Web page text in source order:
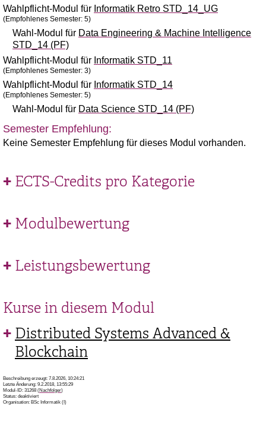
Wahlpflicht-Modul für Informatik Retro STD_14_UG
(Empfohlenes Semester: 5)
Wahl-Modul für Data Engineering & Machine Intelligence
STD_14 (PF)
Wahlpflicht-Modul für Informatik STD_11
(Empfohlenes Semester: 3)
Wahlpflicht-Modul für Informatik STD_14
(Empfohlenes Semester: 5)
Wahl-Modul für Data Science STD_14 (PF)
Semester Empfehlung:
Keine Semester Empfehlung für dieses Modul vorhanden.
ECTS-Credits pro Kategorie
Modulbewertung
Leistungsbewertung
Kurse in diesem Modul
Distributed Systems Advanced &
Blockchain
Beschreibung erzeugt: 7.8.2026, 10:24:21
Letzte Änderung: 9.2.2018, 13:55:29
Modul-ID: 31268 (Nachfolger)
Status: deaktiviert
Organisation: BSc Informatik (I)